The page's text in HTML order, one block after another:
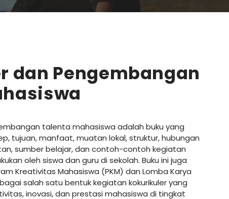
dan Pengembangan
talenta mahasiswa adalah buku yang
tujuan, manfaat, muatan lokal, struktur, hubungan
sumber belajar, dan contoh-contoh kegiatan
oleh siswa dan guru di sekolah. Buku ini juga
Kreativitas Mahasiswa (PKM) dan Lomba Karya
salah satu bentuk kegiatan kokurikuler yang
inovasi, dan prestasi mahasiswa di tingkat